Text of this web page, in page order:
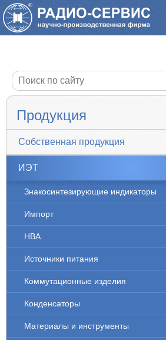
Продукция
Собственная продукция
ИЭТ
Знакосинтезирующие индикаторы
Импорт
НВА
Источники питания
Коммутационные изделия
Конденсаторы
Материалы и инструменты